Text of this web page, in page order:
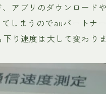
アプリのダウンロード
しまうのでauパートナ
り速度は大して変わりま